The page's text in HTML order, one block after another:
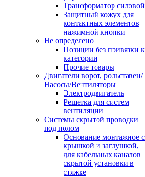
Трансформатор силовой
Защитный кожух для
контактных элементов
нажимной кнопки
Не определено
Позиции без привязки к
категории
Прочие товары
Двигатели ворот, рольставен/
Насосы/Вентиляторы
Электродвигатель
Решетка для систем
вентиляции
Системы скрытой проводки
под полом
Основание монтажное с
крышкой и заглушкой,
для кабельных каналов
скрытой установки в
стяжке